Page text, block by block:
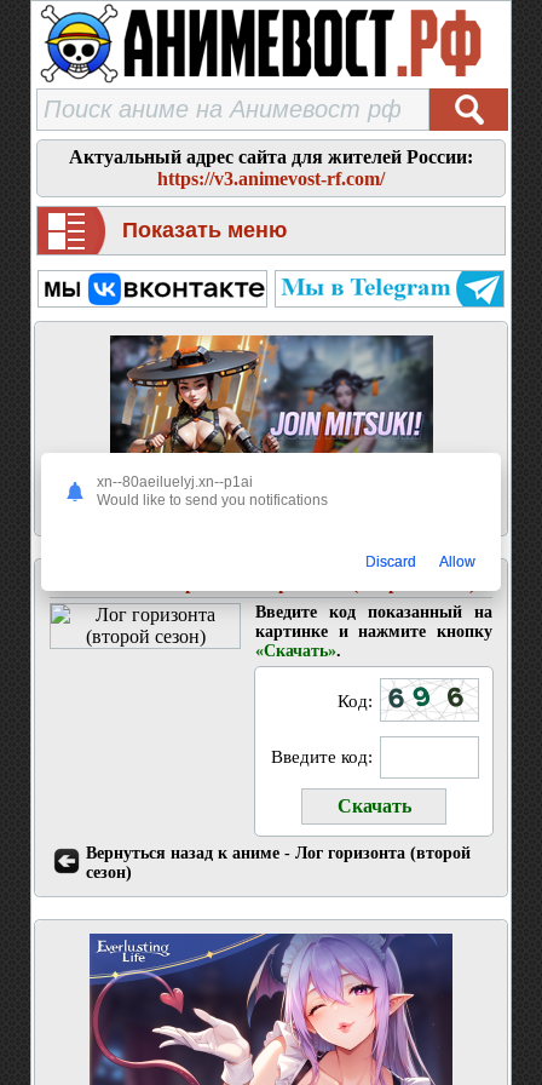
Актуальный адрес сайта для жителей России:
https://v3.animevost-rf.com/
Показать меню
Введите код показанный на
картинке и нажмите кнопку
«Скачать».
Код:
Введите код:
Вернуться назад к аниме - Лог горизонта (второй
сезон)
xn--80aeiluelyj.xn--p1ai
Would like to send you notifications
Discard Allow